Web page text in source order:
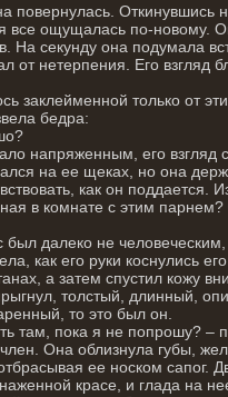
повернулась.
все ощущалась по-новому.
На секунду она подумала
от нетерпения. Его взгляд
заклейменной только от
бедра:
напряженным, его взгляд
на ее щеках, но она
как он
в комнате с этим парнем?
был далеко не
как его руки коснулись
а затем спустил кожу
толстый, длинный,
то это был он.
там, пока я не попрошу? –
Она облизнула губы,
ее носком сапог.
красе, и глада на